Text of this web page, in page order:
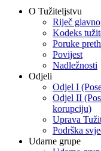
O Tužiteljstvu
Riječ
Kodeks
Poruke
Povijest
Nadležnosti
Odjeli
Odjel I
Odjel II
korupciju)
Uprava
Podrška
Udarne grupe